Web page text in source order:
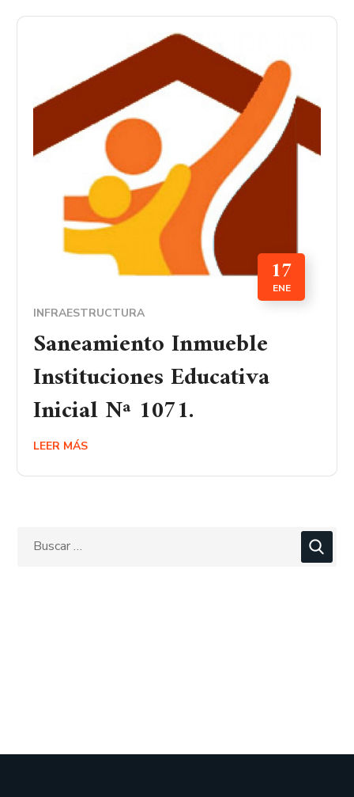
17
ENE
INFRAESTRUCTURA
Saneamiento Inmueble
Instituciones Educativa
Inicial Nª 1071.
LEER MÁS